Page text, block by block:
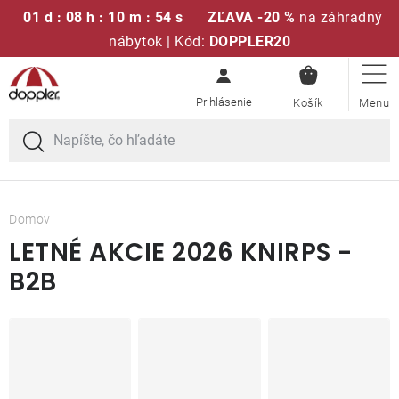
01 d : 08 h : 10 m : 54 s ZĽAVA -20 % na záhradný
nábytok | Kód: DOPPLER20
Prejsť
na
obsah
KOŠÍK
Sedacie súpravy
Slnečníky
Polstre a sedáky
Domov
LETNÉ AKCIE 2026 KNIRPS -
B2B